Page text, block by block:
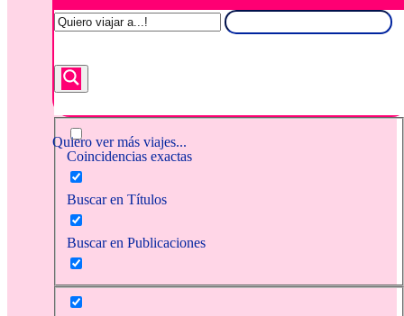
Quiero ver más viajes...
Coincidencias exactas
Buscar en Títulos
Buscar en Publicaciones